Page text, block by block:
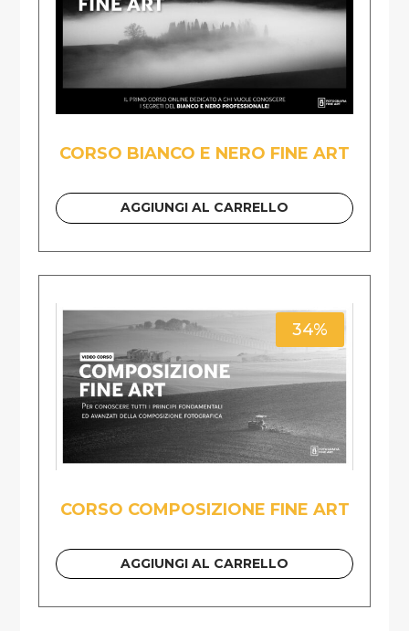
CORSO BIANCO E NERO FINE ART
AGGIUNGI AL CARRELLO
34%
CORSO COMPOSIZIONE FINE ART
AGGIUNGI AL CARRELLO